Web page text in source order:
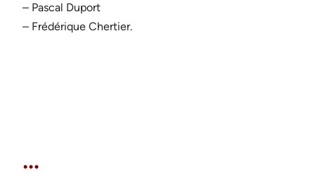
– Pascal Duport
– Frédérique Chertier.
…